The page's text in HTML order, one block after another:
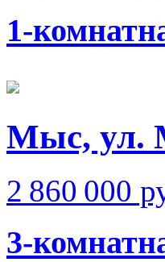
1-
Мыс, ул.
2 860 000
3-